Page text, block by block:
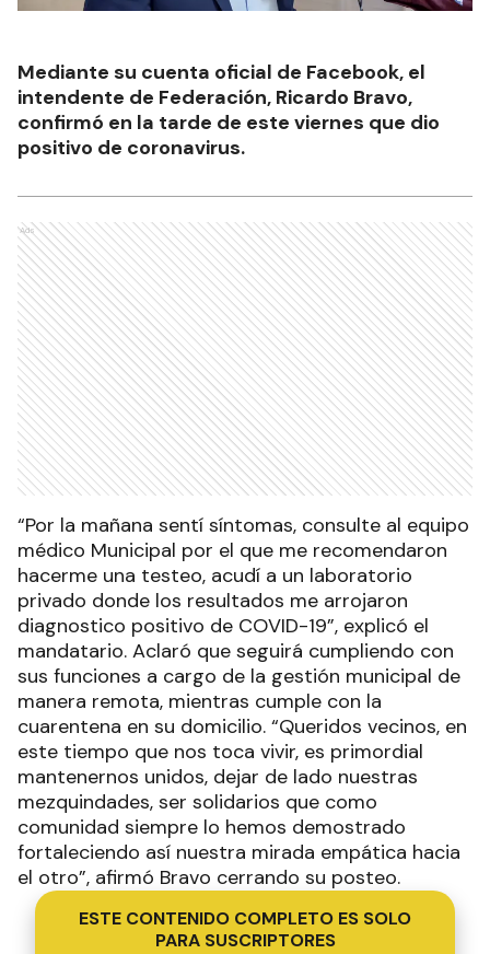
Mediante su cuenta oficial de Facebook, el
intendente de Federación, Ricardo Bravo,
confirmó en la tarde de este viernes que dio
positivo de coronavirus.
Ads
“Por la mañana sentí síntomas, consulte al equipo
médico Municipal por el que me recomendaron
hacerme una testeo, acudí a un laboratorio
privado donde los resultados me arrojaron
diagnostico positivo de COVID-19”, explicó el
mandatario. Aclaró que seguirá cumpliendo con
sus funciones a cargo de la gestión municipal de
manera remota, mientras cumple con la
cuarentena en su domicilio. “Queridos vecinos, en
este tiempo que nos toca vivir, es primordial
mantenernos unidos, dejar de lado nuestras
mezquindades, ser solidarios que como
comunidad siempre lo hemos demostrado
fortaleciendo así nuestra mirada empática hacia
el otro”, afirmó Bravo cerrando su posteo.
ESTE CONTENIDO COMPLETO ES SOLO
PARA SUSCRIPTORES